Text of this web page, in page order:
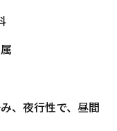
、夜行性で、昼間